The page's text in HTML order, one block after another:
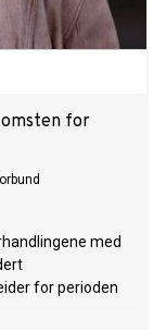
for
med
for perioden